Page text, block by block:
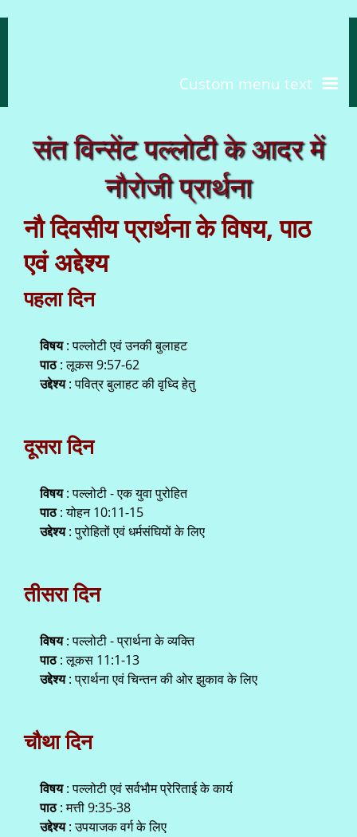
Custom menu text
संत विन्सेंट पल्लोटी के आदर में
नौरोजी प्रार्थना
नौ दिवसीय प्रार्थना के विषय, पाठ
एवं अद्देश्य
पहला दिन
विषय: पल्लोटी एवं उनकी बुलाहट
पाठ: लूकस 9:57-62
उद्देश्य: पवित्र बुलाहट की वृध्दि हेतु
दूसरा दिन
विषय: पल्लोटी - एक युवा पुरोहित
पाठ: योहन 10:11-15
उद्देश्य: पुरोहितों एवं धर्मसंघियों के लिए
तीसरा दिन
विषय: पल्लोटी - प्रार्थना के व्यक्ति
पाठ: लूकस 11:1-13
उद्देश्य: प्रार्थना एवं चिन्तन की ओर झुकाव के लिए
चौथा दिन
विषय: पल्लोटी एवं सर्वभौम प्रेरिताई के कार्य
पाठ: मत्ती 9:35-38
उद्देश्य: उपयाजक वर्ग के लिए